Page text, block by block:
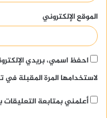
الموقع الإلكتروني
احفظ اسمي، بريدي
لاستخدامها المرة المقبلة
أعلمني بمتابعة التعليقات